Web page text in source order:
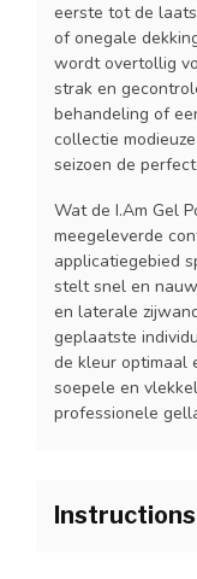
eerste tot de
of onegale
wordt overtollig
strak en
behandeling of
collectie
seizoen de
Wat de I.Am Gel
meegeleverde
applicatiegebied
stelt snel en
en laterale
geplaatste
de kleur optimaal
soepele en
professionele
Instructions